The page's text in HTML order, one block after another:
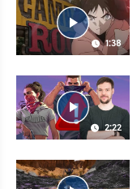
1:38
2:22